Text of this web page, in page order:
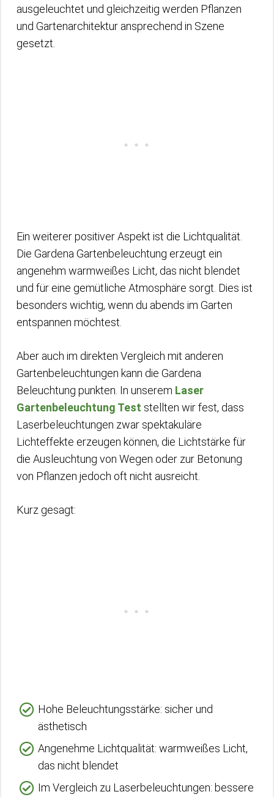
ausgeleuchtet und gleichzeitig werden Pflanzen
und Gartenarchitektur ansprechend in Szene
gesetzt.
Ein weiterer positiver Aspekt ist die Lichtqualität.
Die Gardena Gartenbeleuchtung erzeugt ein
angenehm warmweißes Licht, das nicht blendet
und für eine gemütliche Atmosphäre sorgt. Dies ist
besonders wichtig, wenn du abends im Garten
entspannen möchtest.
Aber auch im direkten Vergleich mit anderen
Gartenbeleuchtungen kann die Gardena
Beleuchtung punkten. In unserem Laser
Gartenbeleuchtung Test stellten wir fest, dass
Laserbeleuchtungen zwar spektakuläre
Lichteffekte erzeugen können, die Lichtstärke für
die Ausleuchtung von Wegen oder zur Betonung
von Pflanzen jedoch oft nicht ausreicht.
Kurz gesagt:
Hohe Beleuchtungsstärke: sicher und
ästhetisch
Angenehme Lichtqualität: warmweißes Licht,
das nicht blendet
Im Vergleich zu Laserbeleuchtungen: bessere